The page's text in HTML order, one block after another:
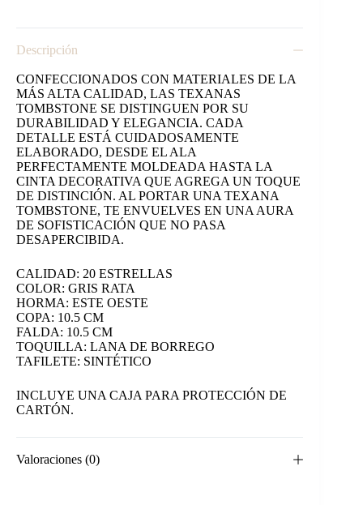
Descripción
CONFECCIONADOS CON MATERIALES DE LA
MÁS ALTA CALIDAD, LAS TEXANAS
TOMBSTONE SE DISTINGUEN POR SU
DURABILIDAD Y ELEGANCIA. CADA
DETALLE ESTÁ CUIDADOSAMENTE
ELABORADO, DESDE EL ALA
PERFECTAMENTE MOLDEADA HASTA LA
CINTA DECORATIVA QUE AGREGA UN TOQUE
DE DISTINCIÓN. AL PORTAR UNA TEXANA
TOMBSTONE, TE ENVUELVES EN UNA AURA
DE SOFISTICACIÓN QUE NO PASA
DESAPERCIBIDA.
CALIDAD: 20 ESTRELLAS
COLOR: GRIS RATA
HORMA: ESTE OESTE
COPA: 10.5 CM
FALDA: 10.5 CM
TOQUILLA: LANA DE BORREGO
TAFILETE: SINTÉTICO
INCLUYE UNA CAJA PARA PROTECCIÓN DE
CARTÓN.
Valoraciones (0)